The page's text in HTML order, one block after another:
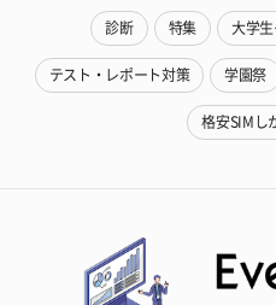
診断 特集 大学生
テスト・レポート対策 学園祭
格安SIMし